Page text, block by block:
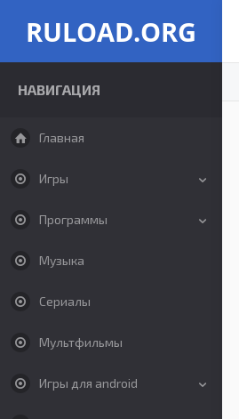
RULOAD.ORG
НАВИГАЦИЯ
Главная
Игры
Программы
Музыка
Сериалы
Мультфильмы
Игры для android